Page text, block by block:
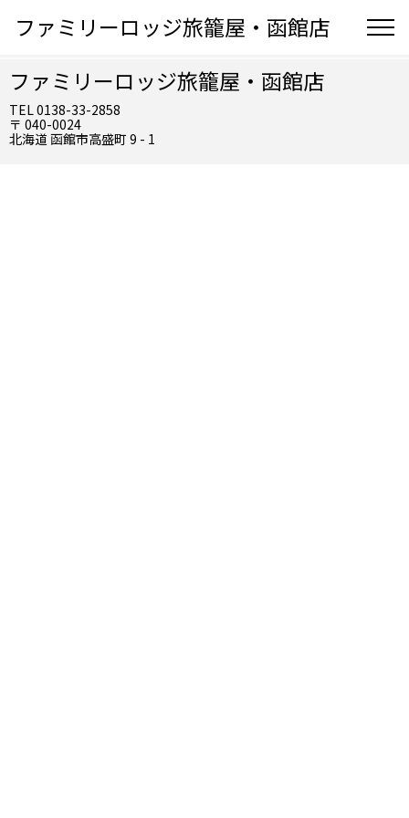
ファミリーロッジ旅籠屋・函館店
ファミリーロッジ旅籠屋・函館店
TEL 0138-33-2858
〒 040-0024
北海道 函館市高盛町 9 - 1